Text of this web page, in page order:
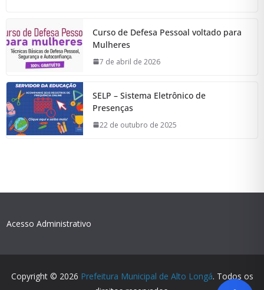
Curso de Defesa Pessoal voltado para
Mulheres
7 de abril de 2026
SELP – Sistema Eletrônico de
Presenças
22 de outubro de 2025
Acesso Administrativo
Copyright © 2026 Prefeitura Municipal de Alto Longá. Todos os